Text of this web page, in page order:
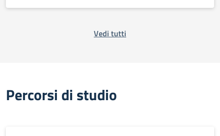
Vedi tutti
Percorsi di studio